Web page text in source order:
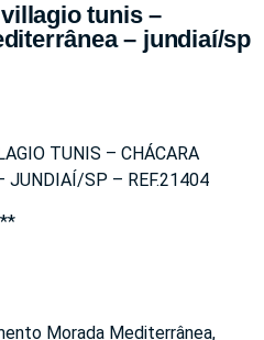
tunis –
– jundiaí/sp
TUNIS – CHÁCARA
JUNDIAÍ/SP – REF.21404
Morada Mediterrânea,